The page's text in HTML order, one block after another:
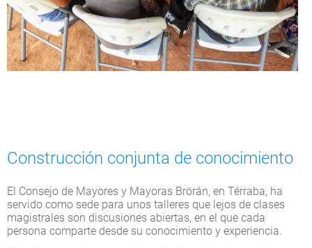
Construcción conjunta de conocimiento
El Consejo de Mayores y Mayoras Brörán, en Térraba, ha
servido como sede para unos talleres que lejos de clases
magistrales son discusiones abiertas, en el que cada
persona comparte desde su conocimiento y experiencia.